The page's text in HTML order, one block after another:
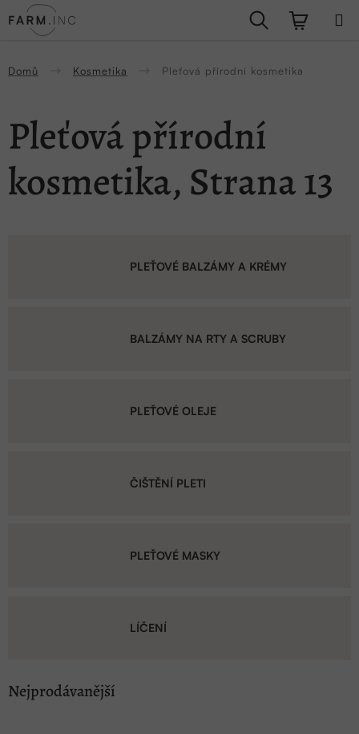
na
Hledat
Domů Kosmetika Pleťová přírodní kosmetika
Pleťová přírodní
kosmetika, Strana 13
PLEŤOVÉ BALZÁMY A KRÉMY
BALZÁMY NA RTY A SCRUBY
PLEŤOVÉ OLEJE
ČIŠTĚNÍ PLETI
PLEŤOVÉ MASKY
LÍČENÍ
Nejprodávanější